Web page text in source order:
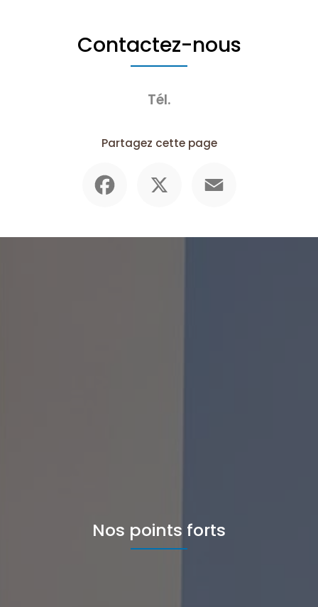
Contactez-nous
Tél.
Partagez cette page
Nos points forts